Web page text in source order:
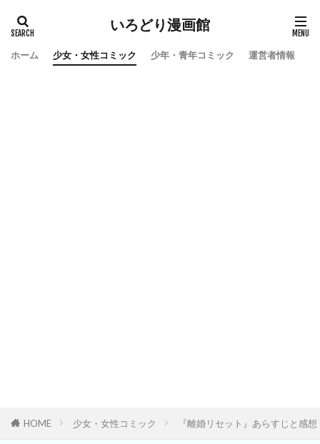
いろどり漫画館
ホーム 少女・女性コミック 少年・青年コミック 運営者情報
HOME 少女・女性コミック 『離婚リセット』あらすじと感